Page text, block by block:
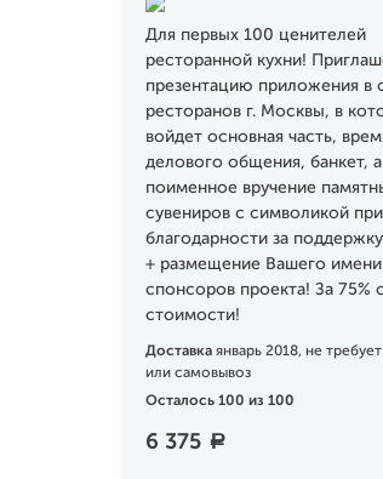
Для первых 100 ценителей
ресторанной кухни!
презентацию приложения в
ресторанов г. Москвы, в
войдет основная часть,
делового общения, банкет,
поименное вручение
сувениров с символикой
благодарности за
+ размещение Вашего имени
спонсоров проекта! За 75%
стоимости!
Доставка январь 2018, не
или самовывоз
Осталось 100 из 100
6 375 a